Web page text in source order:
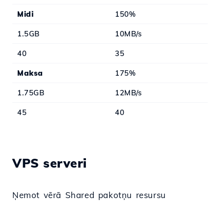
Midi 150%
1.5GB 10MB/s
40 35
Maksa 175%
1.75GB 12MB/s
45 40
VPS serveri
Ņemot vērā Shared pakotņu resursu